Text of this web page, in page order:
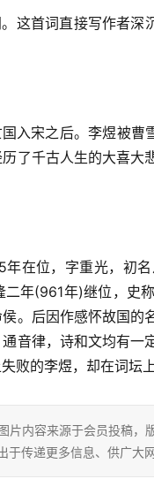
这首词直接写作者
入宋之后。李煜被曹
了千古人生的大喜
在位，字重光，初
年(961年)继位，史
。后因作感怀故国的
音律，诗和文均有一
败的李煜，却在词坛
内容来源于会员投稿，
传递更多信息、供广大